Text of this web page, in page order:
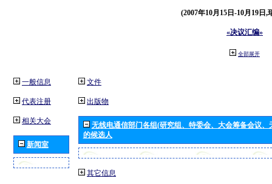
(2007年10月15日-10月19日,
«决议汇编»
全部展开
一般信息
代表注册
相关大会
新闻室
文件
出版物
无线电通信部门各组(研究组、特委会、大会筹备会议
的候选人
其它信息